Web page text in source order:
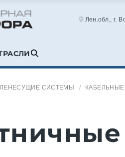
Лен.обл., г.
СИСТЕМЫ КАБЕЛЬНЫЕ